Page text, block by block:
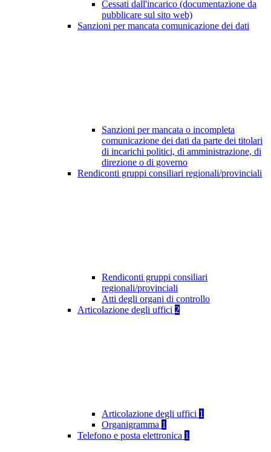
Cessati dall'incarico (documentazione da
pubblicare sul sito web)
Sanzioni per mancata comunicazione dei dati
Sanzioni per mancata o incompleta
comunicazione dei dati da parte dei titolari
di incarichi politici, di amministrazione, di
direzione o di governo
Rendiconti gruppi consiliari regionali/provinciali
Rendiconti gruppi consiliari
regionali/provinciali
Atti degli organi di controllo
Articolazione degli uffici 2
Articolazione degli uffici 1
Organigramma 1
Telefono e posta elettronica 1